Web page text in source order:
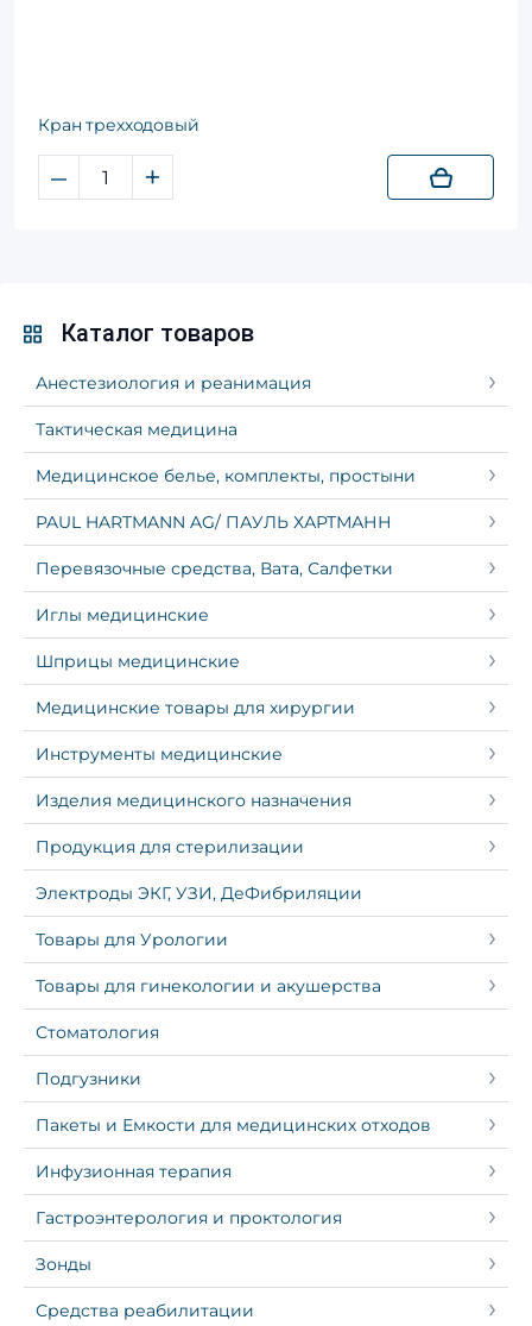
Кран трехходовый
– +
Каталог товаров
Анестезиология и реанимация
Тактическая медицина
Медицинское белье, комплекты, простыни
PAUL HARTMANN AG/ ПАУЛЬ ХАРТМАНН
Перевязочные средства, Вата, Салфетки
Иглы медицинские
Шприцы медицинские
Медицинские товары для хирургии
Инструменты медицинские
Изделия медицинского назначения
Продукция для стерилизации
Электроды ЭКГ, УЗИ, ДеФибриляции
Товары для Урологии
Товары для гинекологии и акушерства
Стоматология
Подгузники
Пакеты и Емкости для медицинских отходов
Инфузионная терапия
Гастроэнтерология и проктология
Зонды
Средства реабилитации